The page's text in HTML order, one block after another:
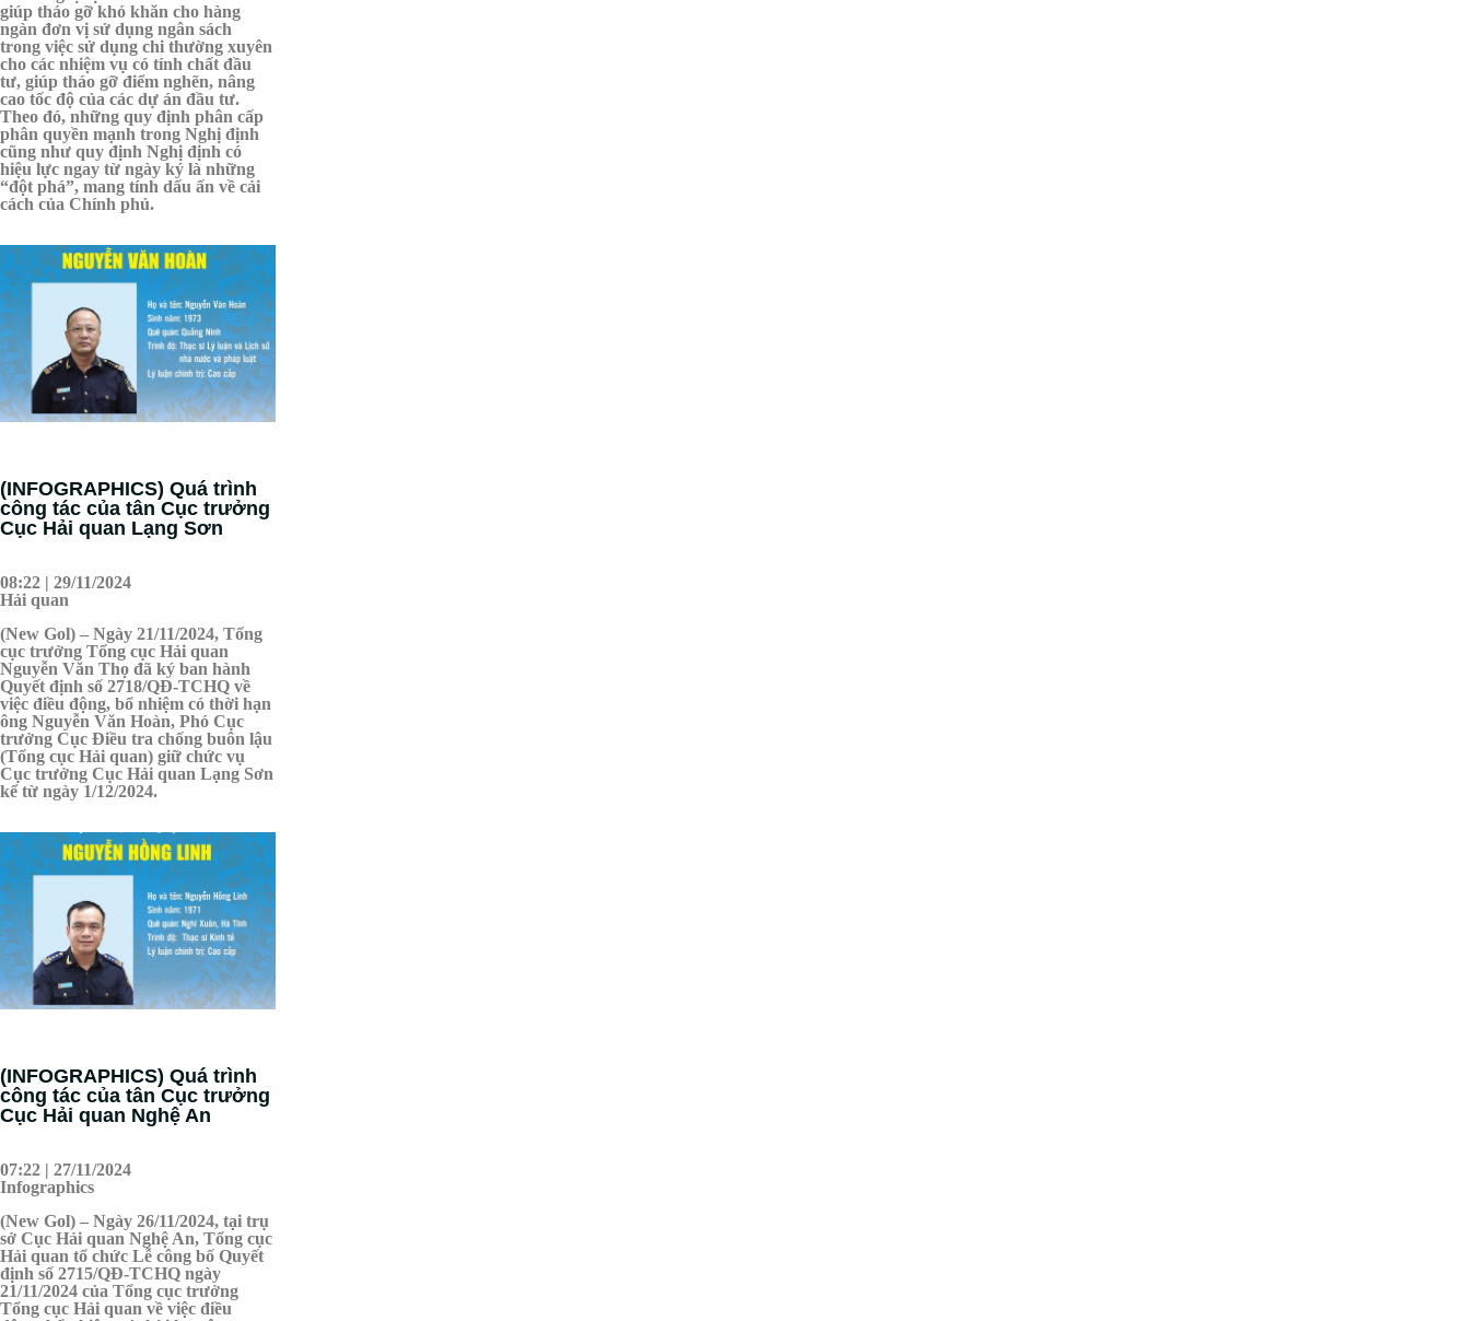
giúp tháo gỡ khó khăn cho hàng
ngàn đơn vị sử dụng ngân sách
trong việc sử dụng chi thường xuyên
cho các nhiệm vụ có tính chất đầu
tư, giúp tháo gỡ điểm nghẽn, nâng
cao tốc độ của các dự án đầu tư.
Theo đó, những quy định phân cấp
phân quyền mạnh trong Nghị định
cũng như quy định Nghị định có
hiệu lực ngay từ ngày ký là những
“đột phá”, mang tính dấu ấn về cải
cách của Chính phủ.
(INFOGRAPHICS) Quá trình
công tác của tân Cục trưởng
Cục Hải quan Lạng Sơn
08:22 | 29/11/2024
Hải quan
(New Gol) – Ngày 21/11/2024, Tổng
cục trưởng Tổng cục Hải quan
Nguyễn Văn Thọ đã ký ban hành
Quyết định số 2718/QĐ-TCHQ về
việc điều động, bổ nhiệm có thời hạn
ông Nguyễn Văn Hoàn, Phó Cục
trưởng Cục Điều tra chống buôn lậu
(Tổng cục Hải quan) giữ chức vụ
Cục trưởng Cục Hải quan Lạng Sơn
kể từ ngày 1/12/2024.
(INFOGRAPHICS) Quá trình
công tác của tân Cục trưởng
Cục Hải quan Nghệ An
07:22 | 27/11/2024
Infographics
(New Gol) – Ngày 26/11/2024, tại trụ
sở Cục Hải quan Nghệ An, Tổng cục
Hải quan tổ chức Lễ công bố Quyết
định số 2715/QĐ-TCHQ ngày
21/11/2024 của Tổng cục trưởng
Tổng cục Hải quan về việc điều